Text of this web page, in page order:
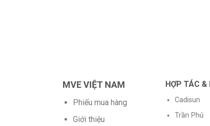
MVE VIỆT NAM
Phiếu mua hàng
Giới thiệu
HỢP TÁC &
Cadisun
Trần Phú